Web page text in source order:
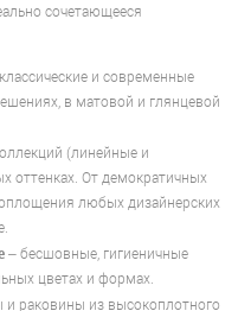
сочетающееся
и современные
в матовой и глянцевой
(линейные и
оттенках. От демократичных
любых дизайнерских
– бесшовные, гигиеничные
цветах и формах.
и раковины из высокоплотного